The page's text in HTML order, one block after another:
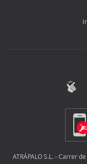
ATRÁPALO S.L. - Carrer